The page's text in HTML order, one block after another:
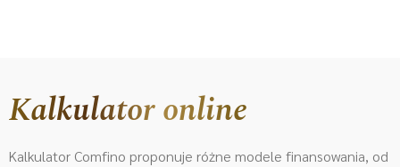
Kalkulator online
Kalkulator Comfino proponuje różne modele finansowania, od